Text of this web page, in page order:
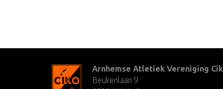
Arnhemse Atletiek Vereniging
Beukenlaan 9